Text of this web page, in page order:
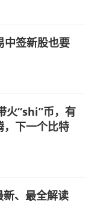
中签新股也要
火“shi”币，有
，下一个比特
、最全解读